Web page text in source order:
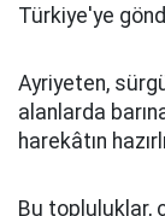
Türkiye'ye
Ayriyeten,
alanlarda
harekâtın
Bu topluluklar,